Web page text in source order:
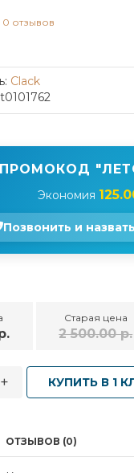
0 отзывов
Clack
ПРОМОКОД
Экономия
Позвонить и
Старая цена
2 500.00 р.
+ КУПИТЬ В 1
ОТЗЫВОВ (0)